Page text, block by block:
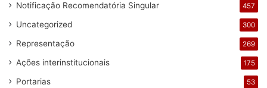
Notificação Recomendatória Singular 457
Uncategorized 300
Representação 269
Ações interinstitucionais 175
Portarias 53